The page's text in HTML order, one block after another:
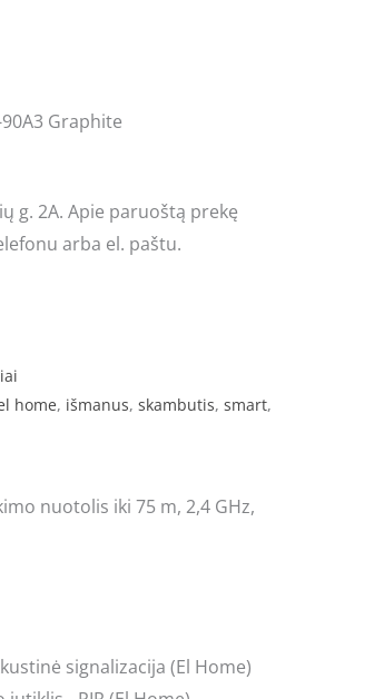
Graphite
g. 2A. Apie paruoštą prekę
arba el. paštu.
home, išmanus, skambutis, smart,
nuotolis iki 75 m, 2,4 GHz,